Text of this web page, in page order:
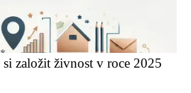
si založit živnost v roce 2025